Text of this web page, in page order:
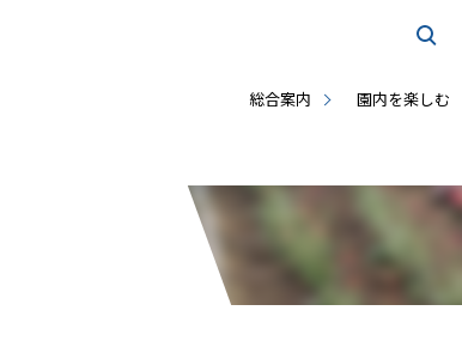
総合案内 園内を楽しむ